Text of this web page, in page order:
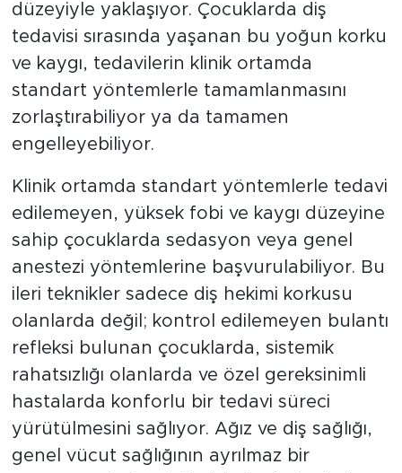
düzeyiyle yaklaşıyor. Çocuklarda diş
tedavisi sırasında yaşanan bu yoğun korku
ve kaygı, tedavilerin klinik ortamda
standart yöntemlerle tamamlanmasını
zorlaştırabiliyor ya da tamamen
engelleyebiliyor.
Klinik ortamda standart yöntemlerle tedavi
edilemeyen, yüksek fobi ve kaygı düzeyine
sahip çocuklarda sedasyon veya genel
anestezi yöntemlerine başvurulabiliyor. Bu
ileri teknikler sadece diş hekimi korkusu
olanlarda değil; kontrol edilemeyen bulantı
refleksi bulunan çocuklarda, sistemik
rahatsızlığı olanlarda ve özel gereksinimli
hastalarda konforlu bir tedavi süreci
yürütülmesini sağlıyor. Ağız ve diş sağlığı,
genel vücut sağlığının ayrılmaz bir